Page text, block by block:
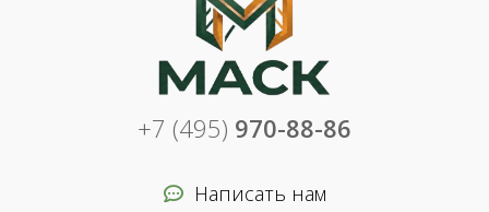
+7 (495) 970-88-86
Написать нам